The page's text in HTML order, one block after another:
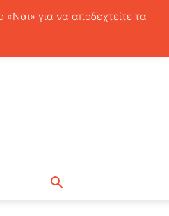
7 Αυγούστου, 2026
για να αποδεχτείτε τα